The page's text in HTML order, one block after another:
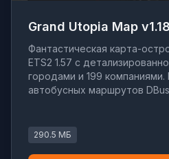
Grand Utopia Map
Фантастическая карта-
ETS2 1.57 с
городами и 199
автобусных маршрутов
290.5 МБ